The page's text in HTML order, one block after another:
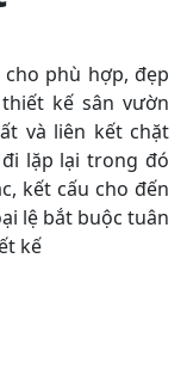
phù hợp, đẹp
kế sân vườn
và liên kết chặt
lặp lại trong đó
kết cấu cho đến
lệ bắt buộc tuân
kế